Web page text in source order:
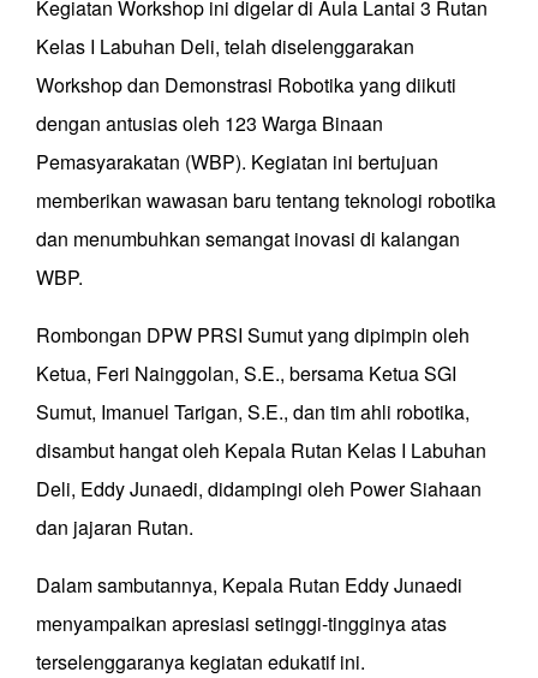
Kegiatan Workshop ini digelar di Aula Lantai 3 Rutan
Kelas I Labuhan Deli, telah diselenggarakan
Workshop dan Demonstrasi Robotika yang diikuti
dengan antusias oleh 123 Warga Binaan
Pemasyarakatan (WBP). Kegiatan ini bertujuan
memberikan wawasan baru tentang teknologi robotika
dan menumbuhkan semangat inovasi di kalangan
WBP.
Rombongan DPW PRSI Sumut yang dipimpin oleh
Ketua, Feri Nainggolan, S.E., bersama Ketua SGI
Sumut, Imanuel Tarigan, S.E., dan tim ahli robotika,
disambut hangat oleh Kepala Rutan Kelas I Labuhan
Deli, Eddy Junaedi, didampingi oleh Power Siahaan
dan jajaran Rutan.
Dalam sambutannya, Kepala Rutan Eddy Junaedi
menyampaikan apresiasi setinggi-tingginya atas
terselenggaranya kegiatan edukatif ini.